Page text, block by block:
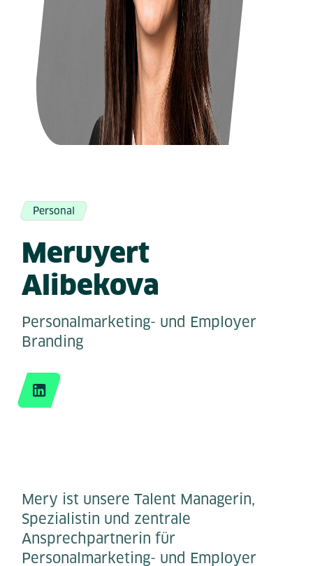
Personal
Meruyert
Alibekova
Personalmarketing- und Employer
Branding
LinkedIn
Mery ist unsere Talent Managerin,
Spezialistin und zentrale
Ansprechpartnerin für
Personalmarketing- und Employer